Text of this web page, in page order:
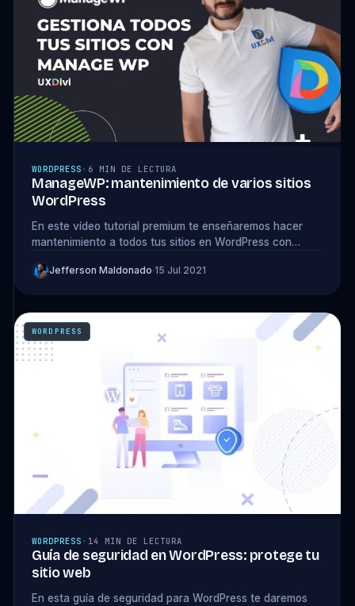
WORDPRESS · 6 MIN DE LECTURA
ManageWP: mantenimiento de varios sitios
WordPress
En este vídeo tutorial premium te enseñaremos hacer
mantenimiento a todos tus sitios en WordPress con
Jefferson Maldonado·15 Jul 2021
WORDPRESS
WORDPRESS · 14 MIN DE LECTURA
Guía de seguridad en WordPress: protege tu
sitio web
En esta guía de seguridad para WordPress te daremos